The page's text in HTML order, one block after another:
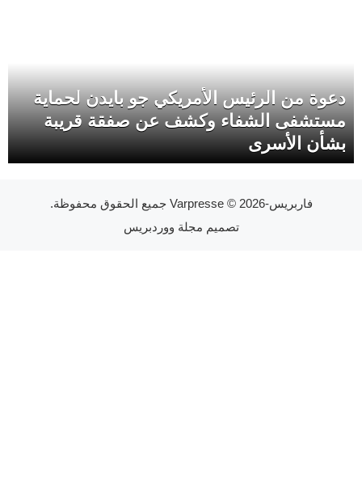
دعوة من الرئيس الأمريكي جو بايدن لحماية
مستشفى الشفاء وكشف عن صفقة قريبة
بشأن الأسرى
فاربريس-Varpresse© 2026 جميع الحقوق محفوظة.
تصميم مجلة ووردبريس